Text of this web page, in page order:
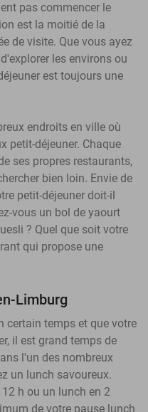
pas commencer le
est la moitié de la
de visite. Que vous ayez
les environs ou
est toujours une
endroits en ville où
petit-déjeuner. Chaque
ses propres restaurants,
bien loin. Envie de
petit-déjeuner doit-il
vous un bol de yaourt
? Quel que soit votre
qui propose une
Limburg
certain temps et que votre
il est grand temps de
l'un des nombreux
un lunch savoureux.
h ou un lunch en 2
de votre pause lunch